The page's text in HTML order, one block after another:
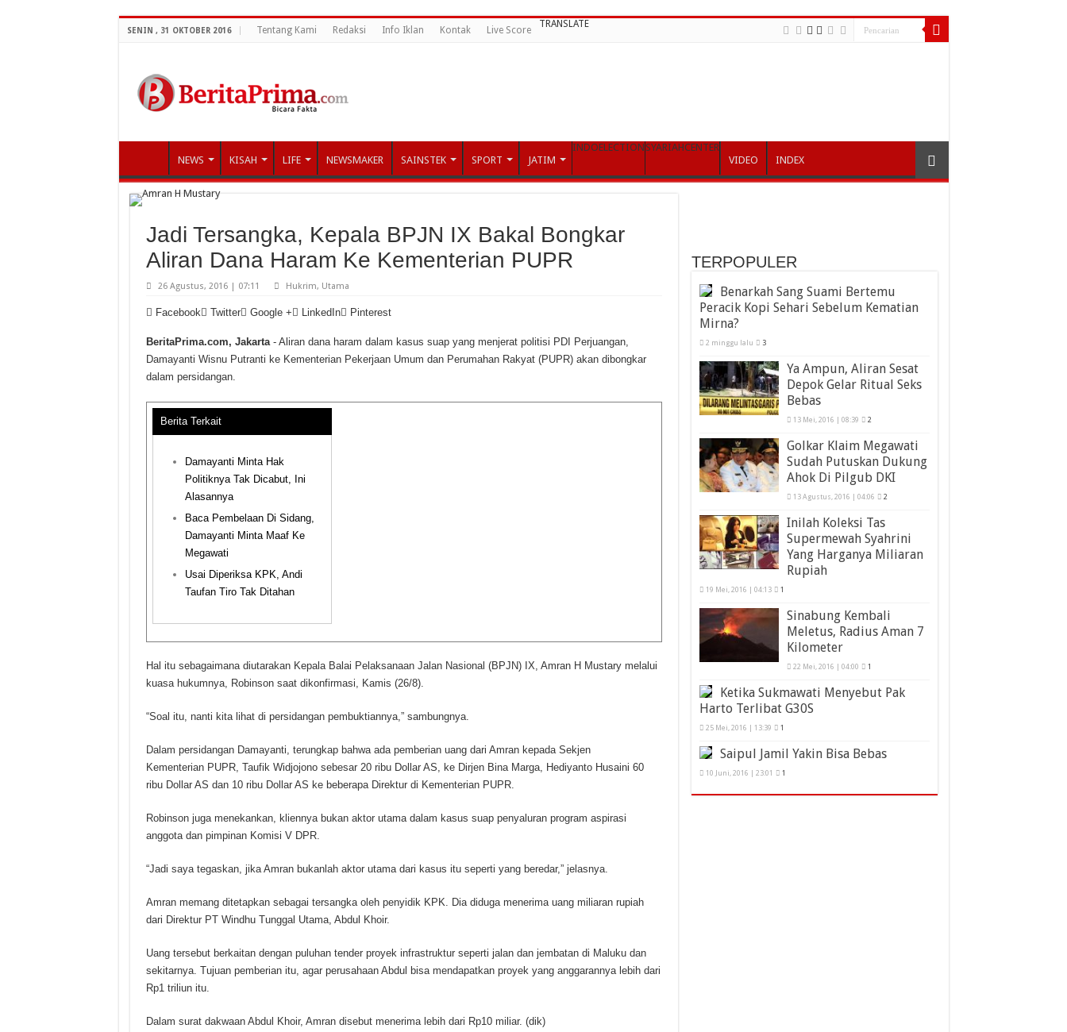
SENIN , 31 OKTOBER 2016 Tentang Kami Redaksi Info Iklan Kontak Live Score
TRANSLATE
NEWS KISAH LIFE NEWSMAKER SAINSTEK SPORT JATIM
INDOELECTION SYARIAHCENTER
VIDEO
INDEX
Jadi Tersangka, Kepala BPJN IX Bakal Bongkar
Aliran Dana Haram Ke Kementerian PUPR
26 Agustus, 2016 | 07:11 Hukrim, Utama
Facebook Twitter Google + LinkedIn Pinterest
BeritaPrima.com, Jakarta- Aliran dana haram dalam kasus suap yang menjerat politisi PDI Perjuangan,
Damayanti Wisnu Putranti ke Kementerian Pekerjaan Umum dan Perumahan Rakyat (PUPR) akan dibongkar
dalam persidangan.
Berita Terkait
Damayanti Minta Hak
Politiknya Tak Dicabut, Ini
Alasannya
Baca Pembelaan Di Sidang,
Damayanti Minta Maaf Ke
Megawati
Usai Diperiksa KPK, Andi
Taufan Tiro Tak Ditahan
Hal itu sebagaimana diutarakan Kepala Balai Pelaksanaan Jalan Nasional (BPJN) IX, Amran H Mustary melalui
kuasa hukumnya, Robinson saat dikonfirmasi, Kamis (26/8).
“Soal itu, nanti kita lihat di persidangan pembuktiannya,” sambungnya.
Dalam persidangan Damayanti, terungkap bahwa ada pemberian uang dari Amran kepada Sekjen
Kementerian PUPR, Taufik Widjojono sebesar 20 ribu Dollar AS, ke Dirjen Bina Marga, Hediyanto Husaini 60
ribu Dollar AS dan 10 ribu Dollar AS ke beberapa Direktur di Kementerian PUPR.
Robinson juga menekankan, kliennya bukan aktor utama dalam kasus suap penyaluran program aspirasi
anggota dan pimpinan Komisi V DPR.
“Jadi saya tegaskan, jika Amran bukanlah aktor utama dari kasus itu seperti yang beredar,” jelasnya.
Amran memang ditetapkan sebagai tersangka oleh penyidik KPK. Dia diduga menerima uang miliaran rupiah
dari Direktur PT Windhu Tunggal Utama, Abdul Khoir.
Uang tersebut berkaitan dengan puluhan tender proyek infrastruktur seperti jalan dan jembatan di Maluku dan
sekitarnya. Tujuan pemberian itu, agar perusahaan Abdul bisa mendapatkan proyek yang anggarannya lebih dari
Rp1 triliun itu.
Dalam surat dakwaan Abdul Khoir, Amran disebut menerima lebih dari Rp10 miliar. (dik)
TERPOPULER
Benarkah Sang Suami Bertemu
Peracik Kopi Sehari Sebelum Kematian
Mirna?
2 minggu lalu 3
Ya Ampun, Aliran Sesat
Depok Gelar Ritual Seks
Bebas
13 Mei, 2016 | 08:39 2
Golkar Klaim Megawati
Sudah Putuskan Dukung
Ahok Di Pilgub DKI
13 Agustus, 2016 | 04:06 2
Inilah Koleksi Tas
Supermewah Syahrini
Yang Harganya Miliaran
Rupiah
19 Mei, 2016 | 04:13 1
Sinabung Kembali
Meletus, Radius Aman 7
Kilometer
22 Mei, 2016 | 04:00 1
Ketika Sukmawati Menyebut Pak
Harto Terlibat G30S
25 Mei, 2016 | 13:39 1
Saipul Jamil Yakin Bisa Bebas
10 Juni, 2016 | 23:01 1